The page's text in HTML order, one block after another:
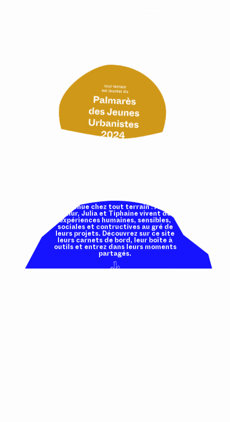
Bienvenue chez tout terrain ! Adèle,
Arthur, Julia et Tiphaine vivent des
expériences humaines, sensibles,
sociales et contructives au gré de
leurs projets. Découvrez sur ce site
leurs carnets de bord, leur boîte à
outils et entrez dans leurs moments
partagés.